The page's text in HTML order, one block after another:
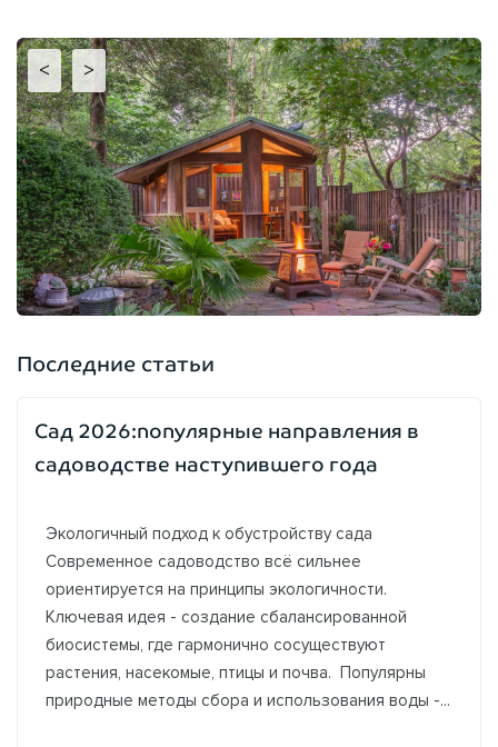
< >
Последние статьи
Сад 2026:популярные направления в
садоводстве наступившего года
Экологичный подход к обустройству сада
Современное садоводство всё сильнее
ориентируется на принципы экологичности.
Ключевая идея - создание сбалансированной
биосистемы, где гармонично сосуществуют
растения, насекомые, птицы и почва. Популярны
природные методы сбора и использования воды -...